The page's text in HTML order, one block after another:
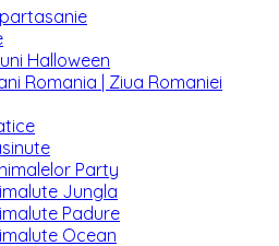
Halloween
Romania | Ziua Romaniei
Party
Jungla
Padure
Ocean